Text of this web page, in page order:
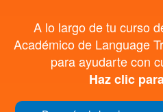
A lo largo de tu curso
Académico de Language
para ayudarte con
Haz clic